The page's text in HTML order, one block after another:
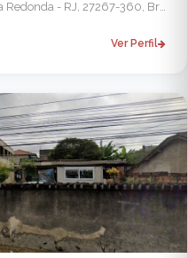
R. Dom Pedro II, 57 - Pte. Alta, Volta Redonda - RJ, 27267-360, Brasil
Ver Perfil